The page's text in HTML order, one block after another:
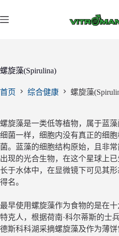
过
螺旋藻(Spirulina)
首页 综合健康 螺旋藻
螺旋藻是一类低等植物，属于蓝
细菌一样，细胞内没有真正的细
菌。蓝藻的细胞结构原始，且非
出现的光合生物，在这个星球上
长于水体中，在显微镜下可见其
得名。
最早使用螺旋藻作为食物的是在
特克人，根据荷南·科尔蒂斯的士
德斯科科湖采摘螺旋藻及作为薄